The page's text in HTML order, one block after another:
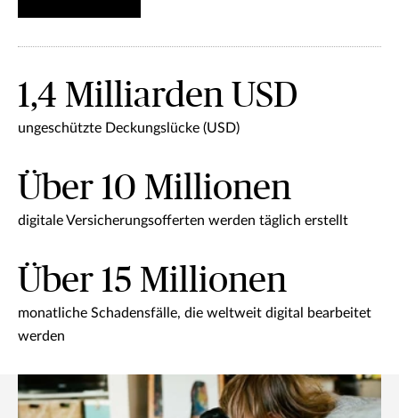
1,4 Milliarden USD
ungeschützte Deckungslücke (USD)
Über 10 Millionen
digitale Versicherungsofferten werden täglich erstellt
Über 15 Millionen
monatliche Schadensfälle, die weltweit digital bearbeitet
werden